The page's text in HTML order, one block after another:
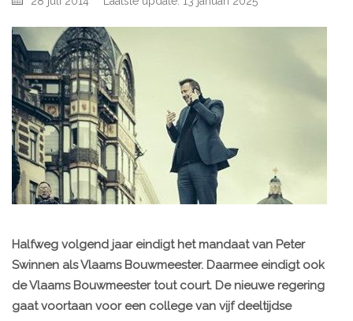
Halfweg volgend jaar eindigt het mandaat van Peter
Swinnen als Vlaams Bouwmeester. Daarmee eindigt ook
de Vlaams Bouwmeester tout court. De nieuwe regering
gaat voortaan voor een college van vijf deeltijdse